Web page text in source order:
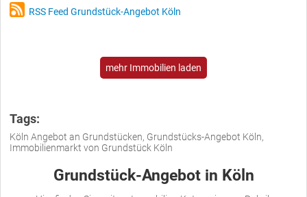
RSS Feed Grundstück-Angebot Köln
mehr Immobilien laden
Tags:
Köln Angebot an Grundstücken, Grundstücks-Angebot Köln,
Immobilienmarkt von Grundstück Köln
Grundstück-Angebot in Köln